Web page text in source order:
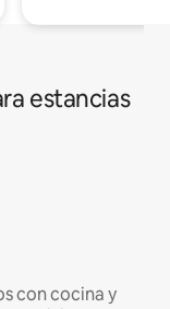
estancias
con cocina y